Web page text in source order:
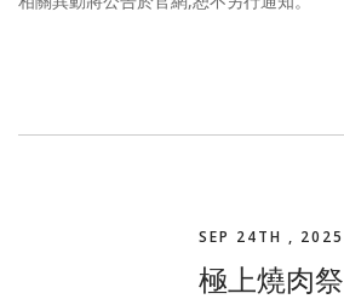
SEP 24TH , 2025
極上燒肉祭